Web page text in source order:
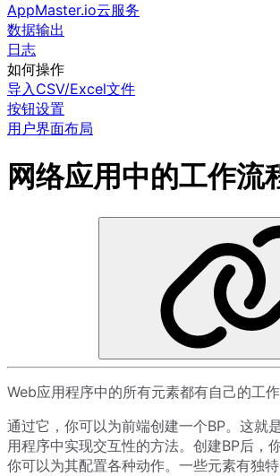
AppMaster.io云服务
数据输出
日志
如何操作
导入CSV/Excel文件
按钮设置
用户界面布局
网络应用中的工作流
Web应用程序中的所有元素都有自己的工作
通过它，你可以为前端创建一个BP。这就
用程序中实现交互性的方法。创建BP后，
你可以为其配置各种动作。一些元素有独